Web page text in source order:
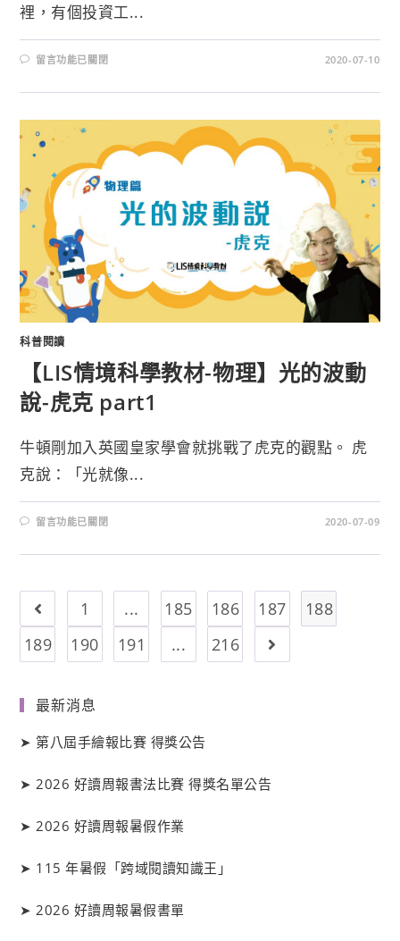
裡，有個投資工...
留言功能已關閉 2020-07-10
科普閱讀
【LIS情境科學教材-物理】光的波動
說-虎克 part1
牛頓剛加入英國皇家學會就挑戰了虎克的觀點。 虎
克說：「光就像...
留言功能已關閉 2020-07-09
1 ... 185 186 187
188
189
190 191 ... 216
最新消息
➤第八屆手繪報比賽 得獎公告
➤ 2026 好讀周報書法比賽 得獎名單公告
➤ 2026 好讀周報暑假作業
➤ 115 年暑假「跨域閱讀知識王」
➤ 2026 好讀周報暑假書單